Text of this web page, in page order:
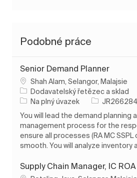
Podobné práce
Senior Demand Planner
Umístění
Shah Alam, Selangor, Malajsie
Kategorie
Dodavatelský řetězec a sklad
Typ úlohy
Na plný úvazek ID úlohy
JR266284
You will lead the demand planning
management process for the
ensure all processes (RA MC SSPL
smooth. You will analyze inventory
Supply Chain Manager, IC ROA